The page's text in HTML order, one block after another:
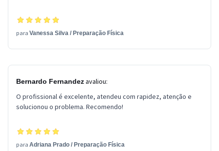
para Vanessa Silva / Preparação Física
Bernardo Fernandezavaliou:
O profissional é excelente, atendeu com rapidez, atenção e
solucionou o problema. Recomendo!
para Adriana Prado / Preparação Física